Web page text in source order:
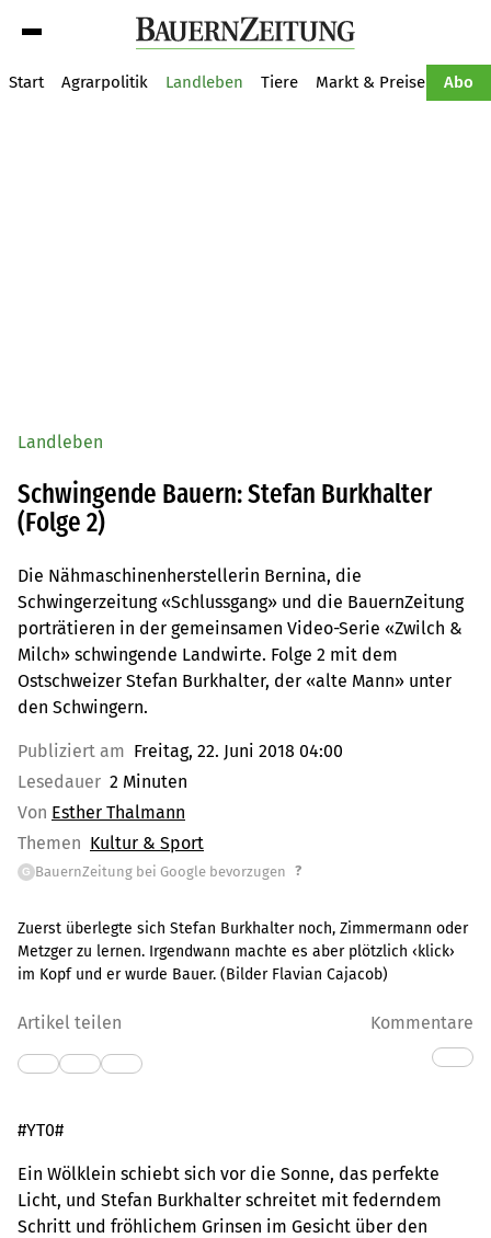
Start Agrarpolitik Landleben Tiere Markt & Preise Abo
Landleben
Schwingende Bauern: Stefan Burkhalter
(Folge 2)
Die Nähmaschinenherstellerin Bernina, die
Schwingerzeitung «Schlussgang» und die BauernZeitung
porträtieren in der gemeinsamen Video-Serie «Zwilch &
Milch» schwingende Landwirte. Folge 2 mit dem
Ostschweizer Stefan Burkhalter, der «alte Mann» unter
den Schwingern.
Publiziert am Freitag, 22. Juni 2018 04:00
Lesedauer 2 Minuten
Von Esther Thalmann
Themen Kultur & Sport
G BauernZeitung bei Google bevorzugen ?
Zuerst überlegte sich Stefan Burkhalter noch, Zimmermann oder
Metzger zu lernen. Irgendwann machte es aber plötzlich ‹klick›
im Kopf und er wurde Bauer. (Bilder Flavian Cajacob)
Artikel teilen Kommentare
#YT0#
Ein Wölklein schiebt sich vor die Sonne, das perfekte
Licht, und Stefan Burkhalter schreitet mit federndem
Schritt und fröhlichem Grinsen im Gesicht über den